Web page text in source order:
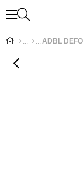
ADBL